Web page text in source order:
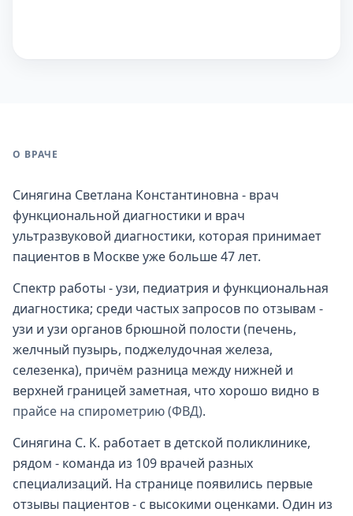
О ВРАЧЕ
Синягина Светлана Константиновна - врач
функциональной диагностики и врач
ультразвуковой диагностики, которая принимает
пациентов в Москве уже больше 47 лет.
Спектр работы - узи, педиатрия и функциональная
диагностика; среди частых запросов по отзывам -
узи и узи органов брюшной полости (печень,
желчный пузырь, поджелудочная железа,
селезенка), причём разница между нижней и
верхней границей заметная, что хорошо видно в
прайсе на спирометрию (ФВД).
Синягина С. К. работает в детской поликлинике,
рядом - команда из 109 врачей разных
специализаций. На странице появились первые
отзывы пациентов - с высокими оценками. Один из